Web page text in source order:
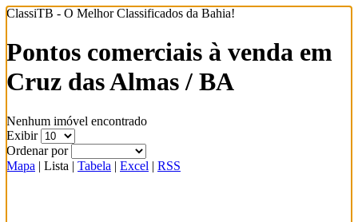
ClassiTB - O Melhor Classificados da Bahia!
Pontos comerciais à venda em
Cruz das Almas / BA
Nenhum imóvel encontrado
Exibir
Ordenar por
Mapa | Lista | Tabela | Excel | RSS